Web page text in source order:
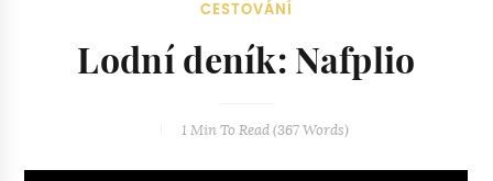
CESTOVÁNÍ
Lodní deník: Nafplio
1 Min To Read (367 Words)